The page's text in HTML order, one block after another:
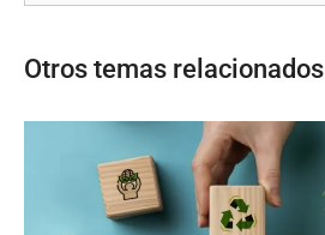
Otros temas relacionados